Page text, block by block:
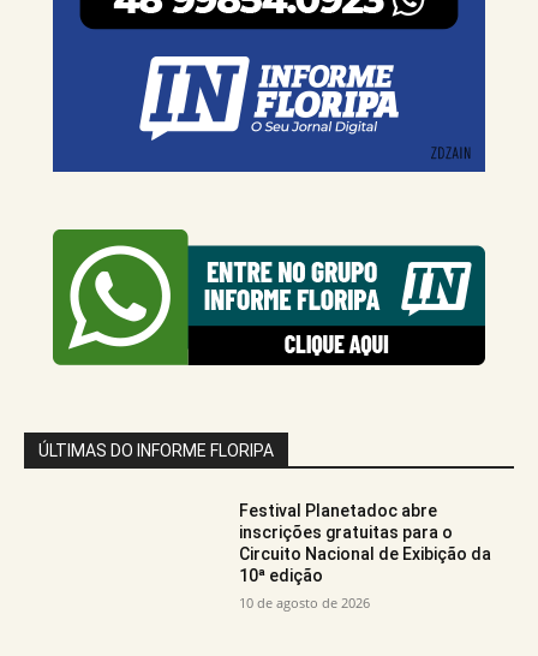
ÚLTIMAS DO INFORME FLORIPA
Festival Planetadoc abre
inscrições gratuitas para o
Circuito Nacional de Exibição da
10ª edição
10 de agosto de 2026